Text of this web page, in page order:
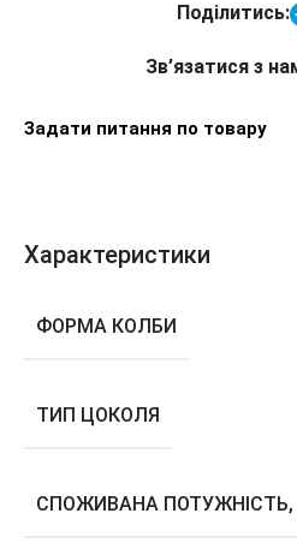
Поділитись:
Зв’язатися з
Задати питання по товару
Характеристики
ФОРМА КОЛБИ
ТИП ЦОКОЛЯ
СПОЖИВАНА ПОТУЖНІСТЬ,